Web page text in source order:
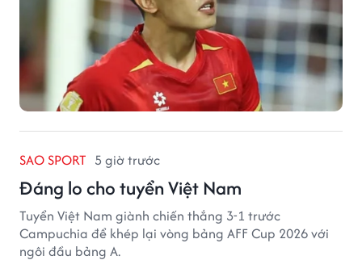
SAO SPORT 5 giờ trước
Đáng lo cho tuyển Việt Nam
Tuyển Việt Nam giành chiến thắng 3-1 trước
Campuchia để khép lại vòng bảng AFF Cup 2026 với
ngôi đầu bảng A.